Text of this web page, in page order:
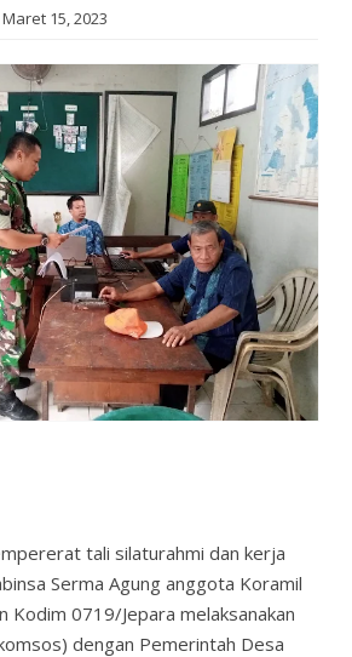
15, 2023
tali silaturahmi dan kerja
Serma Agung anggota Koramil
Kodim 0719/Jepara melaksanakan
dengan Pemerintah Desa